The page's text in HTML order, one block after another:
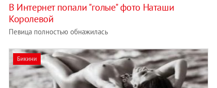
В Интернет попали "голые" фото Наташи
Королевой
Певица полностью обнажилась
Бикини